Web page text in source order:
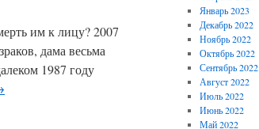
им к лицу? 2007
дама весьма
1987 году
Январь 2023
Декабрь 2022
Ноябрь 2022
Октябрь 2022
Сентябрь 2022
Август 2022
Июль 2022
Июнь 2022
Май 2022